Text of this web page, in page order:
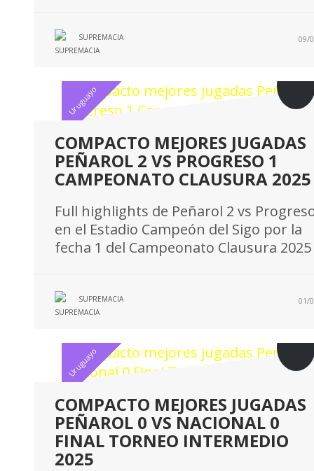
SUPREMACIA 09/
Uruguayo
COMPACTO MEJORES JUGADAS
PEÑAROL 2 VS PROGRESO 1
CAMPEONATO CLAUSURA 2025
Full highlights de Peñarol 2 vs
en el Estadio Campeón del Sigo por la
fecha 1 del Campeonato Clausura 2025
SUPREMACIA 01/
Uruguayo
COMPACTO MEJORES JUGADAS
PEÑAROL 0 VS NACIONAL 0
FINAL TORNEO INTERMEDIO
2025